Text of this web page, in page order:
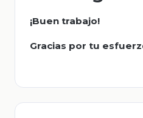
¡Buen trabajo!
Gracias por tu